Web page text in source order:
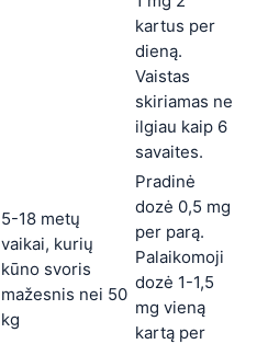
kartus per
dieną.
Vaistas
skiriamas ne
ilgiau kaip 6
savaites.
5-18 metų
vaikai, kurių
kūno svoris
mažesnis nei 50
kg
Pradinė
dozė 0,5 mg
per parą.
Palaikomoji
dozė 1-1,5
mg vieną
kartą per